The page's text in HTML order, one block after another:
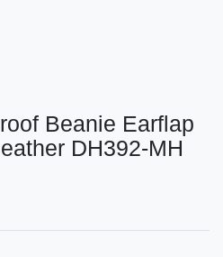
Beanie Earflap
DH392-MH